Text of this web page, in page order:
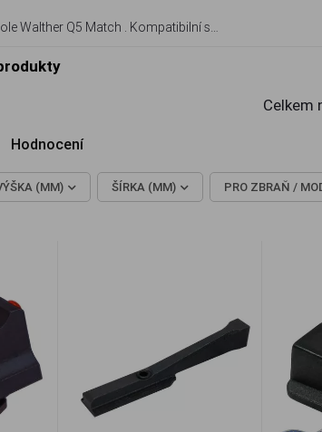
Celkem
Hodnocení
(MM) ŠÍRKA (MM) PRO ZBRAŇ /